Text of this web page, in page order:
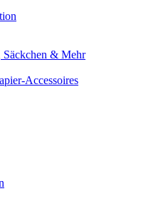
Säckchen & Mehr
Accessoires